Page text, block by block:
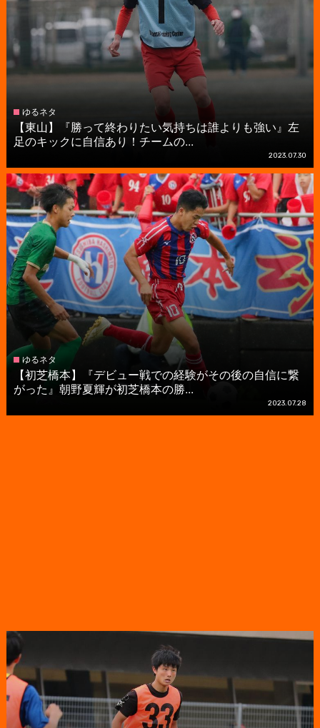
ゆるネタ
【東山】『勝って終わりたい気持ちは誰よりも強い』左
足のキックに自信あり！チームの...
2023.07.30
ゆるネタ
【初芝橋本】『デビュー戦での経験がその後の自信に繋
がった』朝野夏輝が初芝橋本の勝...
2023.07.28